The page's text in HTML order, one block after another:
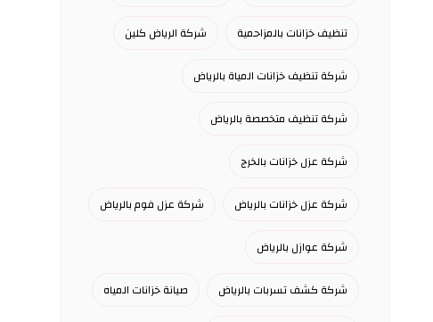
تنظيف خزانات بالمزاحمية شركة الرياض كلين
شركة تنظيف خزانات المياة بالرياض
شركة تنظيف متخصصة بالرياض
شركة عزل خزانات بالخرج
شركة عزل خزانات بالرياض شركة عزل فوم بالرياض
شركة عوازل بالرياض
شركة كشف تسربات بالرياض صيانة خزانات المياه